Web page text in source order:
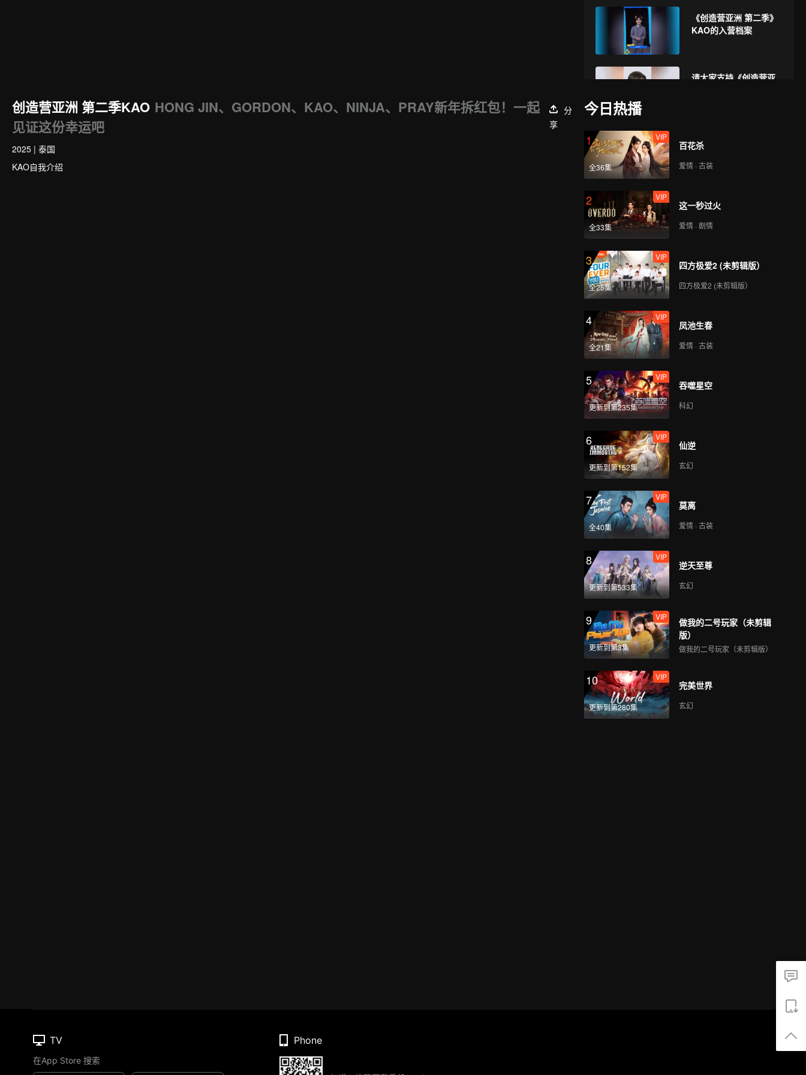
《创造营亚洲 第二季》
KAO的入营档案
请大家支持《创造营亚
创造营亚洲 第二季KAO HONG JIN、GORDON、KAO、NINJA、PRAY新年拆红包！一起
见证这份幸运吧
分
享
2025 | 泰国
KAO自我介绍
今日热播
1
全36集
VIP
百花杀
爱情 · 古装
2
全33集
VIP
这一秒过火
爱情 · 剧情
3
全25集
VIP
四方极爱2 (未剪辑版）
四方极爱2 (未剪辑版）
4
全21集
VIP
凤池生春
爱情 · 古装
5
更新到第235集
VIP
吞噬星空
科幻
6
更新到第152集
VIP
仙逆
玄幻
7
全40集
VIP
莫离
爱情 · 古装
8
更新到第533集
VIP
逆天至尊
玄幻
9
更新到第3集
VIP
做我的二号玩家（未剪辑
版）
做我的二号玩家（未剪辑版）
10
更新到第280集
VIP
完美世界
玄幻
TV
在App Store 搜索
Phone